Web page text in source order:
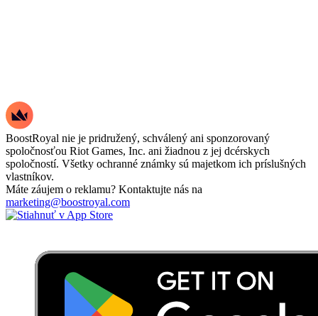
BoostRoyal nie je pridružený, schválený ani sponzorovaný
spoločnosťou Riot Games, Inc. ani žiadnou z jej dcérskych
spoločností. Všetky ochranné známky sú majetkom ich príslušných
vlastníkov.
Máte záujem o reklamu? Kontaktujte nás na
marketing@boostroyal.com